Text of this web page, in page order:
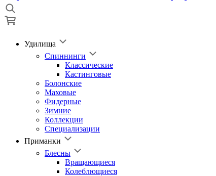
Удилища
Спиннинги
Классические
Кастинговые
Болонские
Маховые
Фидерные
Зимние
Коллекции
Специализации
Приманки
Блесны
Вращающиеся
Колеблющиеся